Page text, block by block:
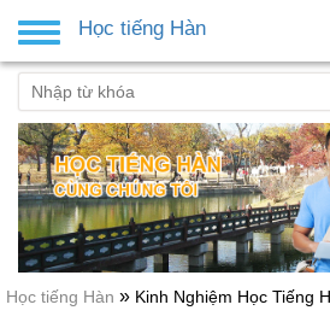
Học tiếng Hàn » Kinh Nghiệm Học Tiếng
Toggle
navigation
Học tiếng Hàn